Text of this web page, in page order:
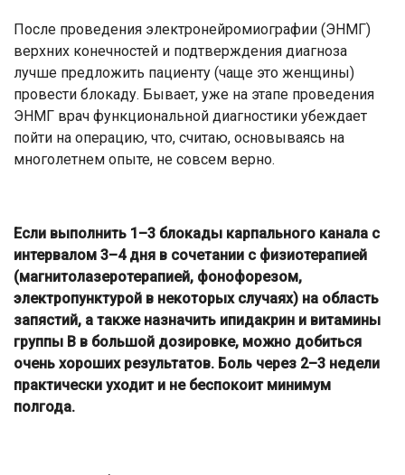
После проведения электронейромиографии (ЭНМГ)
верхних конечностей и подтверждения диагноза
лучше предложить пациенту (чаще это женщины)
провести блокаду. Бывает, уже на этапе проведения
ЭНМГ врач функциональной диагностики убеждает
пойти на операцию, что, считаю, основываясь на
многолетнем опыте, не совсем верно.
Если выполнить 1–3 блокады карпального канала с
интервалом 3–4 дня в сочетании с физиотерапией
(магнитолазеротерапией, фонофорезом,
электропунктурой в некоторых случаях) на область
запястий, а также назначить ипидакрин и витамины
группы В в большой дозировке, можно добиться
очень хороших результатов. Боль через 2–3 недели
практически уходит и не беспокоит минимум
полгода.